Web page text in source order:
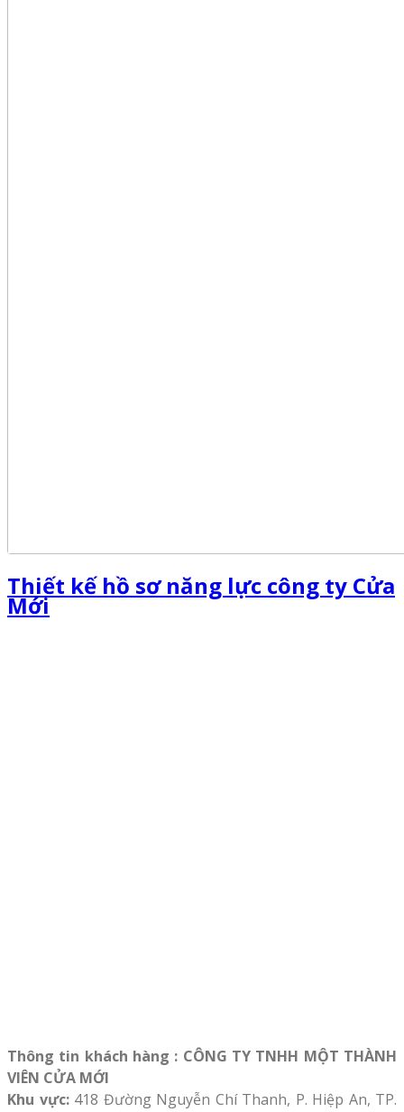
Thiết kế hồ sơ năng lực công ty Cửa
Mới
Thông tin khách hàng : CÔNG TY TNHH MỘT THÀNH
VIÊN CỬA MỚI
Khu vực:418 Đường Nguyễn Chí Thanh, P. Hiệp An, TP.